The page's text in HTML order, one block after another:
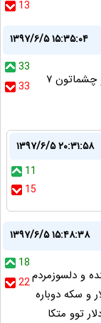
13
۱۳۹۷/۶/۵ ۱۵:۳۵:۰۴
33
33
سلام بر سکه ۷ میلیونی سکه ۴۶۰۰ خریدم و جلو چشماتون ۷
۱۳۹۷/۶/۵ ۲۰:۳۱:۵۸
11
15
۱۳۹۷/۶/۵ ۱۵:۴۸:۳۸
18
22و دلسوزمردم
و سکه دوباره
توو متکا